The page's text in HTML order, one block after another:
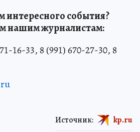
интересного события?
нашим журналистам:
16-33, 8 (991) 670-27-30, 8
Источник: kp.ru